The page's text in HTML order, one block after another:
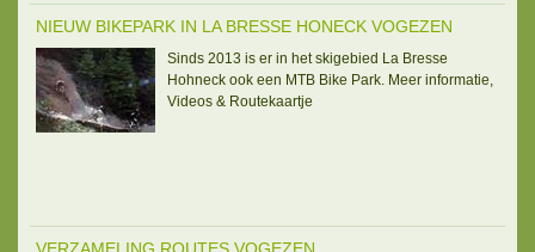
NIEUW BIKEPARK IN LA BRESSE HONECK VOGEZEN
Sinds 2013 is er in het skigebied La Bresse
Hohneck ook een MTB Bike Park. Meer informatie,
Videos & Routekaartje